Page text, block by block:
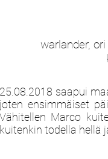
warlander,
25.08.2018 saapui
joten ensimmäiset
Vähitellen Marco
kuitenkin todella hellä